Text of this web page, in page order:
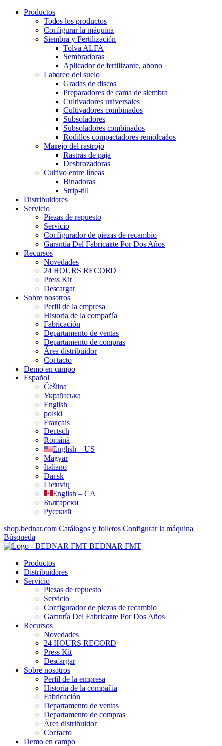
Productos
Todos los productos
Configurar la máquina
Siembra y Fertilización
Tolva ALFA
Sembradoras
Aplicador de fertilizante, abono
Laboreo del suelo
Gradas de discos
Preparadores de cama de siembra
Cultivadores universales
Cultivadores combinados
Subsoladores
Subsoladores combinados
Rodillos compactadores remolcados
Manejo del rastrojo
Rastras de paja
Desbrozadoras
Cultivo entre líneas
Binadoras
Strip-till
Distribuidores
Servicio
Piezas de repuesto
Servicio
Configurador de piezas de recambio
Garantía Del Fabricante Por Dos Años
Recursos
Novedades
24 HOURS RECORD
Press Kit
Descargar
Sobre nosotros
Perfil de la empresa
Historia de la compañía
Fabricación
Departamento de ventas
Departamento de compras
Área distribuidor
Contacto
Demo en campo
Español
Čeština
Українська
English
polski
Français
Deutsch
Română
English – US
Magyar
Italiano
Dansk
Lietuvių
English – CA
Български
Русский
shop.bednar.com Catálogos y folletos Configurar la máquina
Búsqueda
BEDNAR FMT
Productos
Distribuidores
Servicio
Piezas de repuesto
Servicio
Configurador de piezas de recambio
Garantía Del Fabricante Por Dos Años
Recursos
Novedades
24 HOURS RECORD
Press Kit
Descargar
Sobre nosotros
Perfil de la empresa
Historia de la compañía
Fabricación
Departamento de ventas
Departamento de compras
Área distribuidor
Contacto
Demo en campo